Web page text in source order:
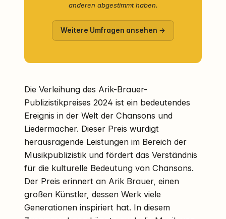
anderen abgestimmt haben.
Weitere Umfragen ansehen →
Die Verleihung des Arik-Brauer-
Publizistikpreises 2024 ist ein bedeutendes
Ereignis in der Welt der Chansons und
Liedermacher. Dieser Preis würdigt
herausragende Leistungen im Bereich der
Musikpublizistik und fördert das Verständnis
für die kulturelle Bedeutung von Chansons.
Der Preis erinnert an Arik Brauer, einen
großen Künstler, dessen Werk viele
Generationen inspiriert hat. In diesem